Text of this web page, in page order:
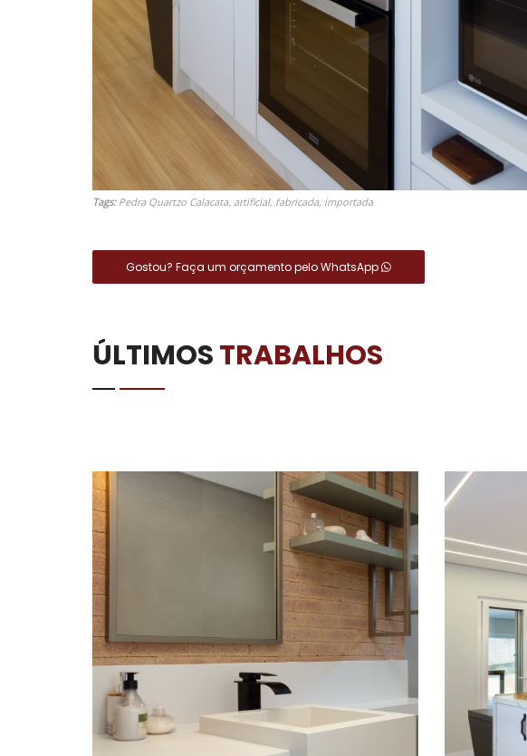
Tags:Pedra Quartzo Calacata, artificial, fabricada, importada
Gostou? Faça um orçamento pelo WhatsApp
ÚLTIMOSTRABALHOS